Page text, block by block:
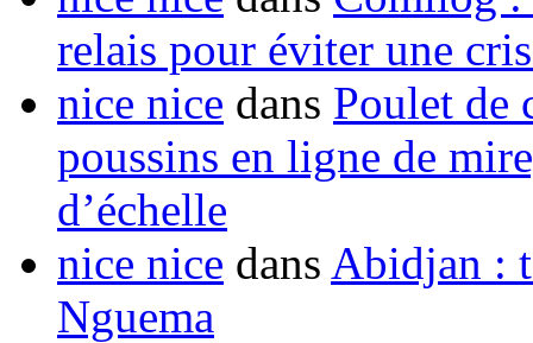
relais pour éviter une
nice nice dans Poulet de
poussins en ligne de
d’échelle
nice nice dans Abidjan :
Nguema